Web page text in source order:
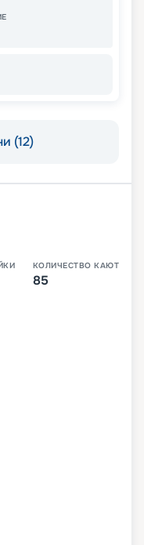
(12)
КОЛИЧЕСТВО КАЮТ
85